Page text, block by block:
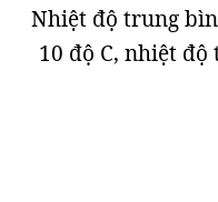
Nhiệt độ trung
10 độ C, nhiệt